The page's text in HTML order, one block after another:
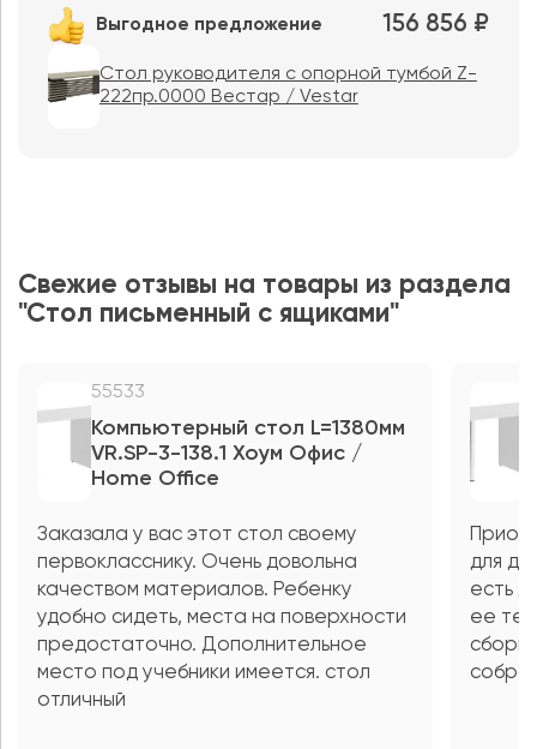
Выгодное предложение 156 856 ₽
Стол руководителя с опорной тумбой Z-
222пр.0000 Вестар / Vestar
Свежие отзывы на товары из раздела
"Стол письменный с ящиками"
55533
Компьютерный стол L=1380мм
VR.SP-3-138.1 Хоум Офис /
Home Office
Заказала у вас этот стол своему
первокласснику. Очень довольна
качеством материалов. Ребенку
удобно сидеть, места на поверхности
предостаточно. Дополнительное
место под учебники имеется. стол
отличный
для
есть
ее